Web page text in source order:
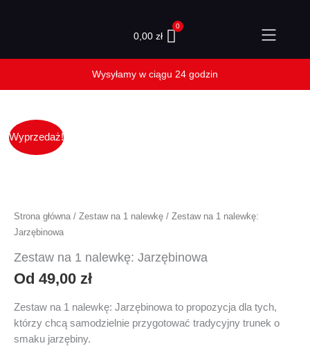
0,00 zł
Wyprzedaż!
Strona główna / Zestaw na 1 nalewkę / Zestaw na 1 nalewkę:
Jarzębinowa
Zestaw na 1 nalewkę: Jarzębinowa
Od 49,00 zł
Zestaw na 1 nalewkę: Jarzębinowa to propozycja dla tych,
którzy chcą samodzielnie przygotować tradycyjny trunek o
smaku jarzębiny.
ilość
Zestaw
Jarzębinowa